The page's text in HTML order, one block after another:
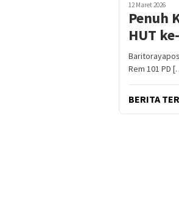
12 Maret 2026
Penuh
HUT
Rem 101 PD
BERITA